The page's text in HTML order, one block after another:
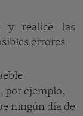
y realice las
errores.
por ejemplo,
ningún día de